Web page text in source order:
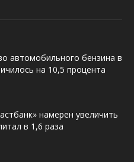
автомобильного бензина в
на 10,5 процента
намерен увеличить
в 1,6 раза